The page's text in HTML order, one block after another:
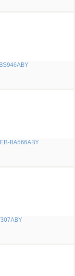
BA566ABY